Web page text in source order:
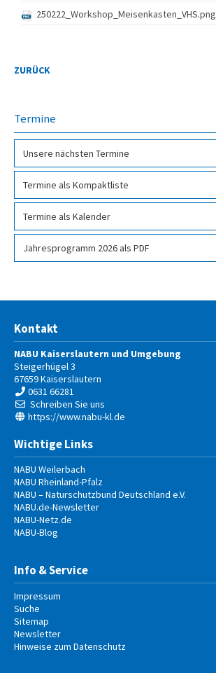
250222_Workshop_Meisenkasten_VHS.png
ZURÜCK
Termine
Unsere nächsten Termine
Termine als Kompakt­liste
Termine als Kalender
Jahresprogramm 2026 als PDF­
Kontakt
NABU Kaiserslautern und Umgebung
Steigerhügel 3
67659Kaiserslautern
0631 66281
Schreiben Sie uns
https://www.nabu-kl.de
Wichtige Links
NABU Weilerbach
NABU Rheinland-Pfalz
NABU – Naturschutzbund Deutschland e.V.
NABU.de-Newsletter
NABU-Netz.de
NABU-Blog
Info & Service
Impressum
Suche
Sitemap
Newsletter
Hinweise zum Datenschutz